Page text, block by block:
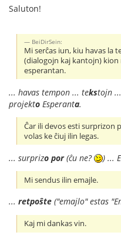
Saluton!
BeiDirSein:
Mi serĉas iun, kiu havas la
(dialogojn kaj kantojn)
esperantan.
... havas tempon ... tekstojn
projekto Esperanta.
Ĉar ili devos esti surprizon
volas ke ĉiuj ilin legas.
... surprizo por(ĉu ne? ) ...
Mi sendus ilin emajle.
... retpoŝte ("emajlo" estas
Kaj mi dankas vin.